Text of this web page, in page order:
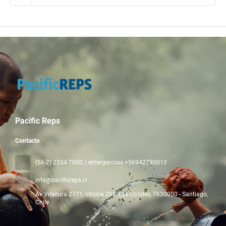
Pacific Reps
Contacto
(56-2) 2334 7000 / emergencias +56942790013
info@pacificreps.cl
Av Vitacura 2771, oficina 201, Las Condes, 7630000 - Santiago,
Chile